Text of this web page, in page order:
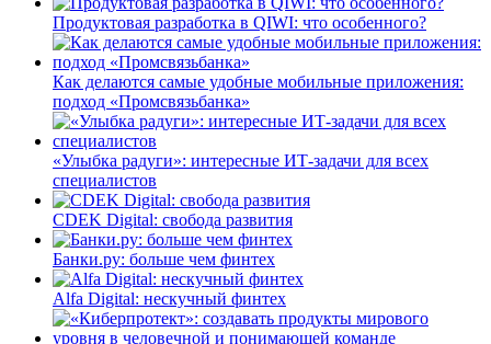
Продуктовая разработка в QIWI: что особенного?
Как делаются самые удобные мобильные приложения:
подход «Промсвязьбанка»
«Улыбка радуги»: интересные ИТ-задачи для всех
специалистов
CDEK Digital: свобода развития
Банки.ру: больше чем финтех
Alfa Digital: нескучный финтех